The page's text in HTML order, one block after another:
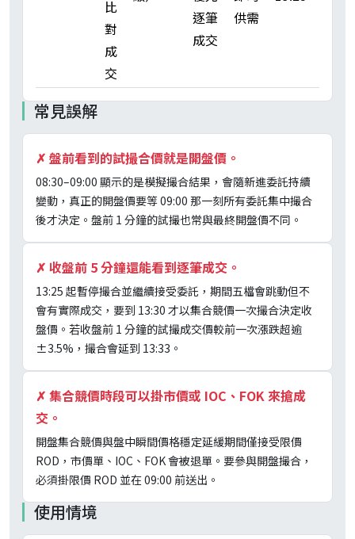
比
對
成
交
逐筆
成交
供需
常見誤解
✗ 盤前看到的試撮合價就是開盤價。
08:30–09:00 顯示的是模擬撮合結果，會隨新進委託持續
變動，真正的開盤價要等 09:00 那一刻所有委託集中撮合
後才決定。盤前 1 分鐘的試撮也常與最終開盤價不同。
✗ 收盤前 5 分鐘還能看到逐筆成交。
13:25 起暫停撮合並繼續接受委託，期間五檔會跳動但不
會有實際成交，要到 13:30 才以集合競價一次撮合決定收
盤價。若收盤前 1 分鐘的試撮成交價較前一次漲跌超逾
±3.5%，撮合會延到 13:33。
✗ 集合競價時段可以掛市價或 IOC、FOK 來搶成
交。
開盤集合競價與盤中瞬間價格穩定延緩期間僅接受限價
ROD，市價單、IOC、FOK 會被退單。要參與開盤撮合，
必須掛限價 ROD 並在 09:00 前送出。
使用情境